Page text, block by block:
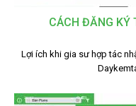
CÁCH ĐĂNG KÝ
Lợi ích khi gia sư hợp tác